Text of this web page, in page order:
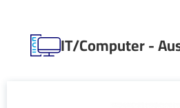
IT/Computer -